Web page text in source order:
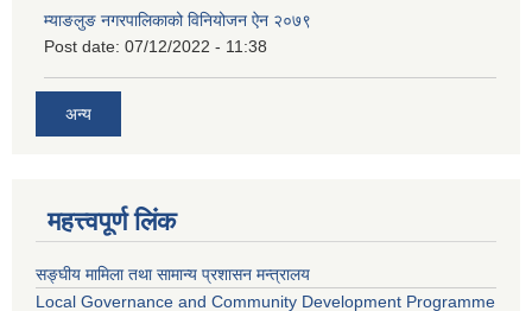
म्याङलुङ नगरपालिकाको विनियोजन ऐन २०७९
Post date: 07/12/2022 - 11:38
अन्य
महत्त्वपूर्ण लिंक
सङ्घीय मामिला तथा सामान्य प्रशासन मन्त्रालय
Local Governance and Community Development Programme